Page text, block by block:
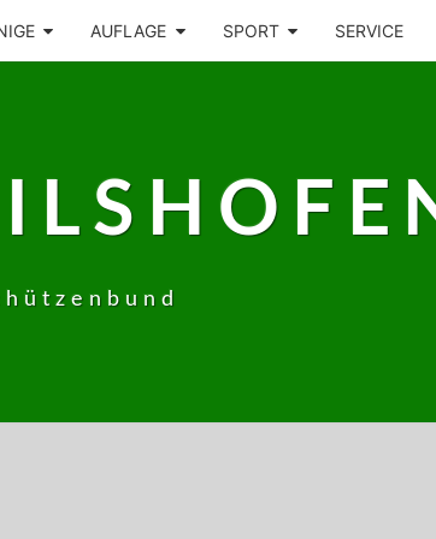
AUFLAGE SPORT SERVICE